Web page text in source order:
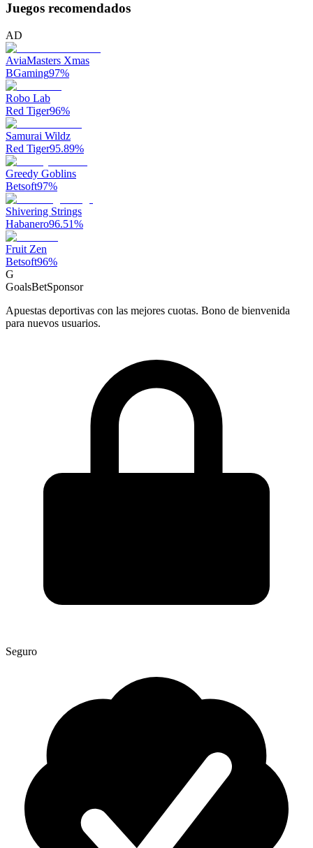
Juegos recomendados
AD
AviaMasters Xmas
BGaming97%
Robo Lab
Red Tiger96%
Samurai Wildz
Red Tiger95.89%
Greedy Goblins
Betsoft97%
Shivering Strings
Habanero96.51%
Fruit Zen
Betsoft96%
G
GoalsBetSponsor
Apuestas deportivas con las mejores cuotas. Bono de bienvenida
para nuevos usuarios.
Seguro